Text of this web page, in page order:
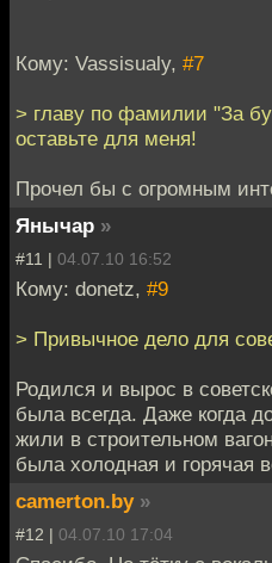
Кому: Vassisualy, #7
> главу по фамилии "За
оставьте для меня!
Прочел бы с огромным
Янычар »
#11 | 04.07.10 16:52
Кому: donetz, #9
> Привычное дело для
Родился и вырос в
была всегда. Даже когда
жили в строительном
была холодная и горячая
camerton.by »
#12 | 04.07.10 17:04